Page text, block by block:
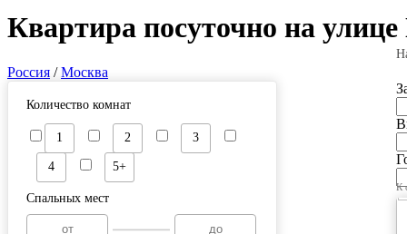
Квартира посуточно на
Россия /Москва
К
Количество комнат
1 2 3
4 5+
Спальных мест